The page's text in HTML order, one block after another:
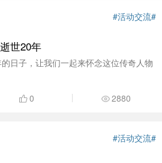
#活动交流#
世20年
日子，让我们一起来怀念这位传奇人物
0 2880
#活动交流#